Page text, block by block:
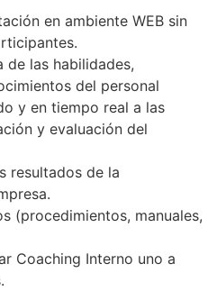
en ambiente WEB sin
de las habilidades,
del personal
y en tiempo real a las
y evaluación del
resultados de la
(procedimientos, manuales,
Coaching Interno uno a